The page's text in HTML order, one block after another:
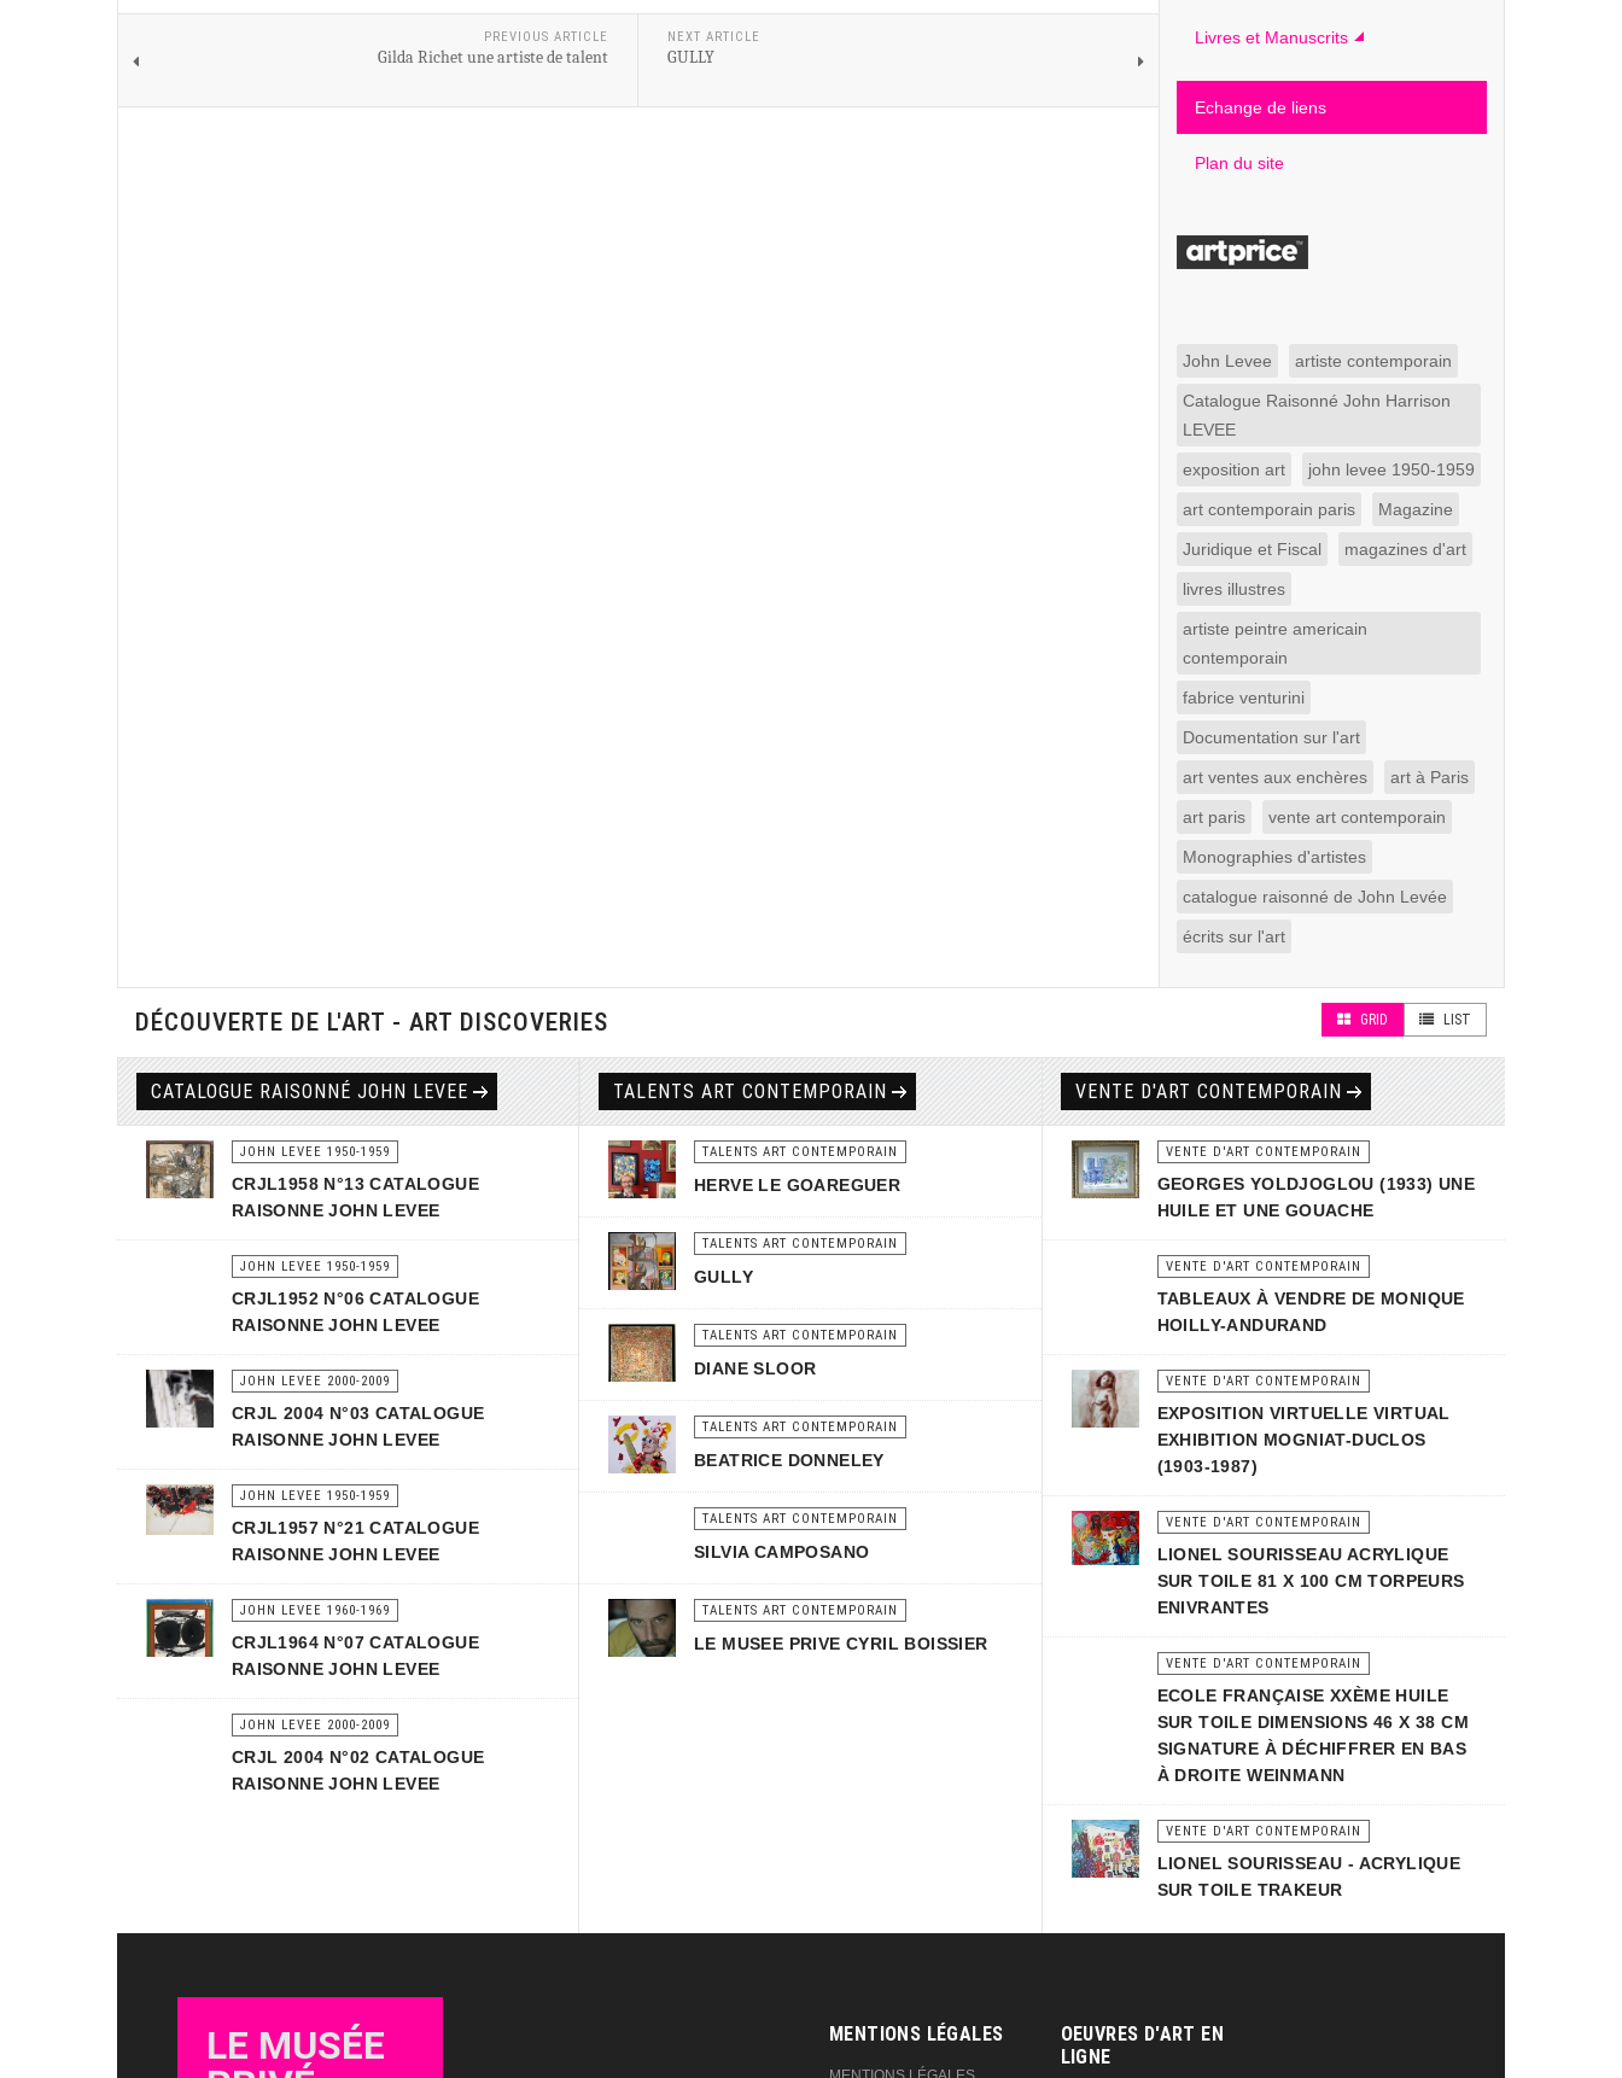
PREVIOUS ARTICLE
Gilda Richet une artiste de talent
NEXT ARTICLE
GULLY
Livres et Manuscrits
Echange de liens
Plan du site
John Levee artiste contemporain
Catalogue Raisonné John Harrison
LEVEE
exposition art john levee 1950-1959
art contemporain paris Magazine
Juridique et Fiscal magazines d'art
livres illustres
artiste peintre americain
contemporain
fabrice venturini
Documentation sur l'art
art ventes aux enchères art à Paris
art paris vente art contemporain
Monographies d'artistes
catalogue raisonné de John Levée
écrits sur l'art
DÉCOUVERTE DE L'ART - ART DISCOVERIES GRID LIST
CATALOGUE RAISONNÉ JOHN LEVEE
JOHN LEVEE 1950-1959
CRJL1958 N°13 CATALOGUE
RAISONNE JOHN LEVEE
JOHN LEVEE 1950-1959
CRJL1952 N°06 CATALOGUE
RAISONNE JOHN LEVEE
JOHN LEVEE 2000-2009
CRJL 2004 N°03 CATALOGUE
RAISONNE JOHN LEVEE
JOHN LEVEE 1950-1959
CRJL1957 N°21 CATALOGUE
RAISONNE JOHN LEVEE
JOHN LEVEE 1960-1969
CRJL1964 N°07 CATALOGUE
RAISONNE JOHN LEVEE
JOHN LEVEE 2000-2009
CRJL 2004 N°02 CATALOGUE
RAISONNE JOHN LEVEE
TALENTS ART CONTEMPORAIN
TALENTS ART CONTEMPORAIN
HERVE LE GOAREGUER
TALENTS ART CONTEMPORAIN
GULLY
TALENTS ART CONTEMPORAIN
DIANE SLOOR
TALENTS ART CONTEMPORAIN
BEATRICE DONNELEY
TALENTS ART CONTEMPORAIN
SILVIA CAMPOSANO
TALENTS ART CONTEMPORAIN
LE MUSEE PRIVE CYRIL BOISSIER
VENTE D'ART CONTEMPORAIN
VENTE D'ART CONTEMPORAIN
GEORGES YOLDJOGLOU (1933) UNE
HUILE ET UNE GOUACHE
VENTE D'ART CONTEMPORAIN
TABLEAUX À VENDRE DE MONIQUE
HOILLY-ANDURAND
VENTE D'ART CONTEMPORAIN
EXPOSITION VIRTUELLE VIRTUAL
EXHIBITION MOGNIAT-DUCLOS
(1903-1987)
VENTE D'ART CONTEMPORAIN
LIONEL SOURISSEAU ACRYLIQUE
SUR TOILE 81 X 100 CM TORPEURS
ENIVRANTES
VENTE D'ART CONTEMPORAIN
ECOLE FRANÇAISE XXÈME HUILE
SUR TOILE DIMENSIONS 46 X 38 CM
SIGNATURE À DÉCHIFFRER EN BAS
À DROITE WEINMANN
VENTE D'ART CONTEMPORAIN
LIONEL SOURISSEAU - ACRYLIQUE
SUR TOILE TRAKEUR
LE MUSÉE
MENTIONS LÉGALES
OEUVRES D'ART EN
LIGNE‎